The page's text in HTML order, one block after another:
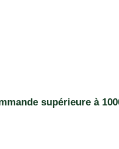
supérieure à